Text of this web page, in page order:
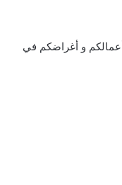
و أغراضكم في